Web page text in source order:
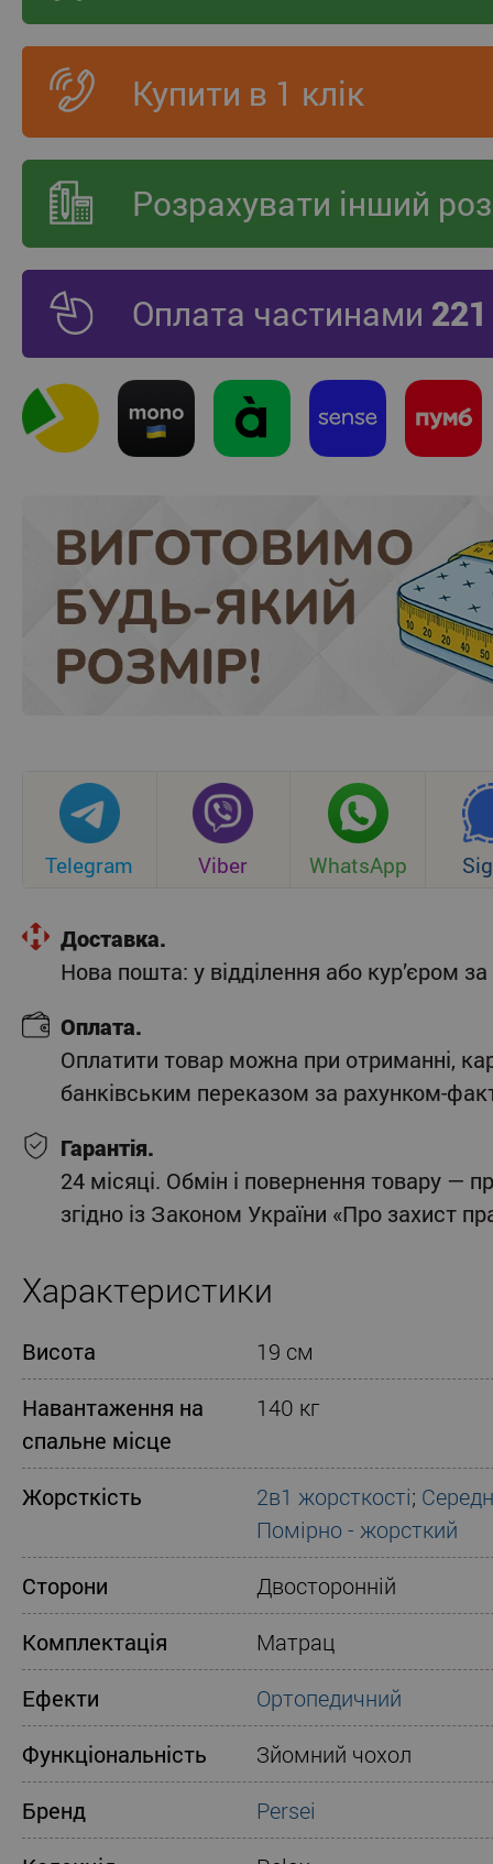
Купити в 1 клік
Розрахувати інший
Оплата частинами
Telegram Viber WhatsApp
Доставка.
Нова пошта: у відділення або кур’єром
Оплата.
Оплатити товар можна при отриманні,
банківським переказом за рахунком-
Гарантія.
24 місяці. Обмін і повернення товару —
згідно із Законом України «Про захист
Характеристики
Висота
19 см
Навантаження на
спальне місце
140 кг
Жорсткість 2в1 жорсткості;
Помірно - жорсткий
Сторони
Двосторонній
Комплектація
Матрац
Ефекти
Ортопедичний
Функціональність
Зйомний чохол
Бренд
Persei